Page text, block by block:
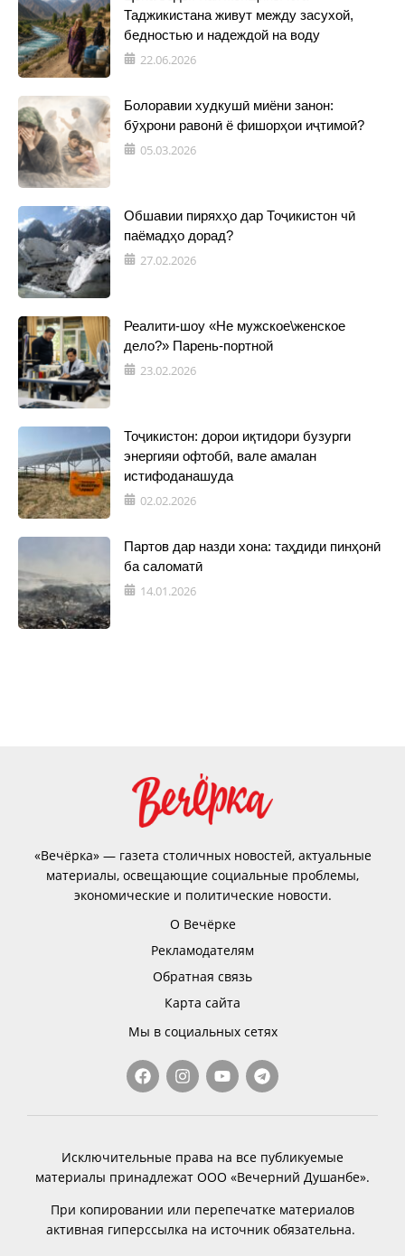
Таджикистана живут между засухой,
бедностью и надеждой на воду
22.06.2026
Болоравии худкушӣ миёни занон:
бӯҳрони равонӣ ё фишорҳои иҷтимоӣ?
05.03.2026
Обшавии пиряхҳо дар Тоҷикистон чӣ
паёмадҳо дорад?
27.02.2026
Реалити-шоу «Не мужское\женское
дело?» Парень-портной
23.02.2026
Тоҷикистон: дорои иқтидори бузурги
энергияи офтобӣ, вале амалан
истифоданашуда
02.02.2026
Партов дар назди хона: таҳдиди пинҳонӣ
ба саломатӣ
14.01.2026
«Вечёрка» — газета столичных новостей, актуальные
материалы, освещающие социальные проблемы,
экономические и политические новости.
О Вечёрке
Рекламодателям
Обратная связь
Карта сайта
Мы в социальных сетях
Исключительные права на все публикуемые
материалы принадлежат ООО «Вечерний Душанбе».
При копировании или перепечатке материалов
активная гиперссылка на источник обязательна.